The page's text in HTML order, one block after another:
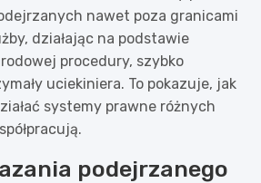
nawet poza granicami
działając na podstawie
procedury, szybko
uciekiniera. To pokazuje, jak
systemy prawne różnych
podejrzanego